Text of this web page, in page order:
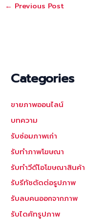
← Previous Post
Categories
ขายภาพออนไลน์
บทความ
รับซ่อมภาพเก่า
รับทำภาพโฆษณา
รับทำวีดีโอโฆษณาสินค้
รับรีทัชตัดต่อรูปภาพ
รับลบคนออกจากภาพ
รับไดคัทรูปภาพ